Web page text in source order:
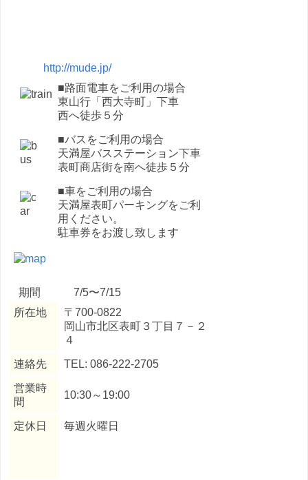
http://mude.jp/
■路面電車をご利用の場合
東山行「西大寺町」下車
西へ徒歩５分
■バスをご利用の場合
天満屋バスステーション下車
表町商店街を南へ徒歩５分
■車をご利用の場合
天満屋表町パーキングをご利
用ください。
駐車券をお渡し致します
期間 7/5〜7/15
所在地
〒700-0822
岡山市北区表町３丁目７－２
４
連絡先 TEL: 086-222-2705
営業時
間
10:30～19:00
定休日 毎週火曜日